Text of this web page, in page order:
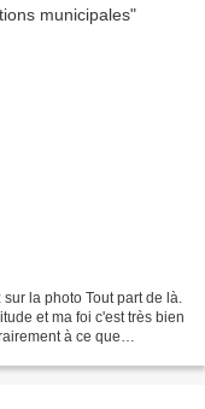
la photo Tout part de là.
et ma foi c'est très bien
à ce que